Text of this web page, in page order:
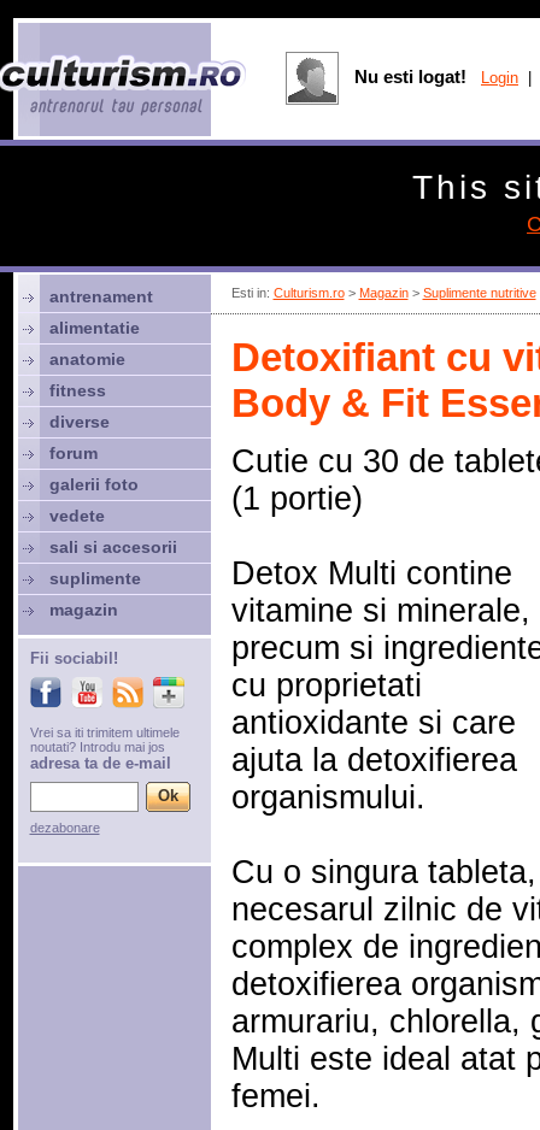
Esti in: Culturism.ro> Magazin> Suplimente nutritive
Detoxifiant cu
Body & Fit
Cutie cu 30 de
(1 portie)
Detox Multi contine
vitamine si minerale,
precum si
cu proprietati
antioxidante si care
ajuta la detoxifierea
organismului.
Cu o singura
necesarul zilnic de
complex de
detoxifierea
armurariu, chlorella,
Multi este ideal atat
femei.
antrenament
alimentatie
anatomie
fitness
diverse
forum
galerii foto
vedete
sali si accesorii
suplimente
magazin
Fii sociabil!
Vrei sa iti trimitem ultimele
noutati? Introdu mai jos
adresa ta de e-mail
dezabonare
Nu esti logat! Login
This